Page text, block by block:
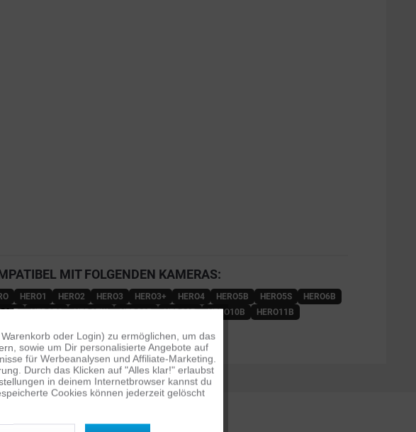
MIT FOLGENDEN KAMERAS:
HERO1 HERO2 HERO3 HERO3+ HERO4 HERO5B HERO5S
HERO6B
HERO7S HERO7W HERO8B HERO9B HERO10B
HERO11B
Aktiv
Inaktiv
oder Login) zu ermöglichen, um das
sowie um Dir personalisierte Angebote auf
für Werbeanalysen und Affiliate-Marketing.
Durch das Klicken auf "Alles klar!" erlaubst
in deinem Internetbrowser kannst du
Cookies können jederzeit gelöscht